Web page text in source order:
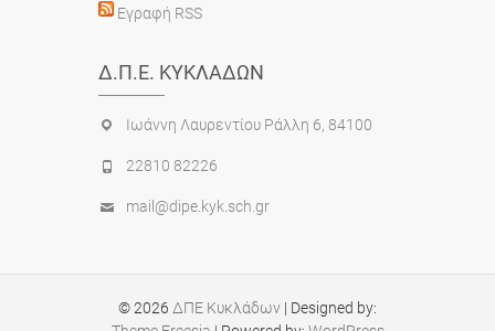
Εγραφή RSS
Δ.Π.Ε. ΚΥΚΛΆΔΩΝ
Ιωάννη Λαυρεντίου Ράλλη 6, 84100
22810 82226
mail@dipe.kyk.sch.gr
© 2026 ΔΠΕ Κυκλάδων | Designed by: